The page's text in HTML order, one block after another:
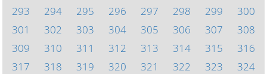
293
294 295 296 297 298 299
300
301
302 303 304 305 306 307
308
309
310 311 312 313 314 315
316
317
318 319 320 321 322 323
324